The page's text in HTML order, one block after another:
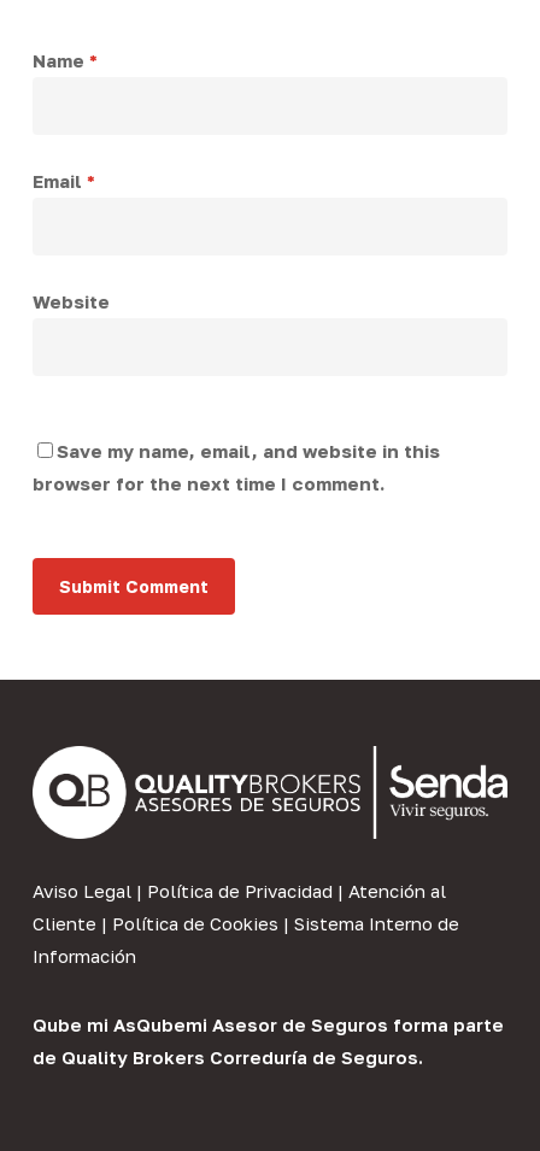
Name *
Email *
Website
Save my name, email, and website in this
browser for the next time I comment.
Aviso Legal| Política de Privacidad | Atención al
Cliente | Política de Cookies | Sistema Interno de
Información
Qube mi AsQubemi Asesor de Seguros forma parte
de Quality Brokers Correduría de Seguros.